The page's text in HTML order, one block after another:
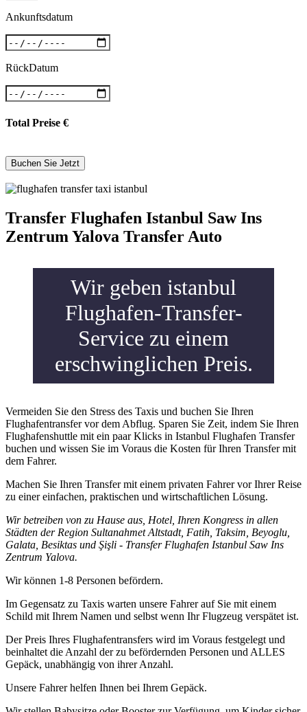
Ankunftsdatum
RückDatum
Total Preise €
Transfer Flughafen Istanbul Saw Ins
Zentrum Yalova Transfer Auto
Wir geben istanbul
Flughafen-Transfer-
Service zu einem
erschwinglichen Preis.
Vermeiden Sie den Stress des Taxis und buchen Sie Ihren
Flughafentransfer vor dem Abflug. Sparen Sie Zeit, indem Sie Ihren
Flughafenshuttle mit ein paar Klicks in Istanbul Flughafen Transfer
buchen und wissen Sie im Voraus die Kosten für Ihren Transfer mit
dem Fahrer.
Machen Sie Ihren Transfer mit einem privaten Fahrer vor Ihrer Reise
zu einer einfachen, praktischen und wirtschaftlichen Lösung.
Wir betreiben von zu Hause aus, Hotel, Ihren Kongress in allen
Städten der Region Sultanahmet Altstadt, Fatih, Taksim, Beyoglu,
Galata, Besiktas und Şişli - Transfer Flughafen Istanbul Saw Ins
Zentrum Yalova.
Wir können 1-8 Personen befördern.
Im Gegensatz zu Taxis warten unsere Fahrer auf Sie mit einem
Schild mit Ihrem Namen und selbst wenn Ihr Flugzeug verspätet ist.
Der Preis Ihres Flughafentransfers wird im Voraus festgelegt und
beinhaltet die Anzahl der zu befördernden Personen und ALLES
Gepäck, unabhängig von ihrer Anzahl.
Unsere Fahrer helfen Ihnen bei Ihrem Gepäck.